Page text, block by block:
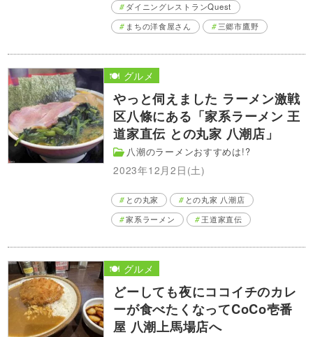
ダイニングレストランQuest
まちの洋食屋さん
三郷市鷹野
やっと伺えました ラーメン激戦
区八條にある「家系ラーメン 王
道家直伝 との丸家 八潮店」
八潮のラーメンおすすめは!?
2023年12月2日(土)
🍽️ グルメ
との丸家
との丸家 八潮店
家系ラーメン
王道家直伝
どーしても夜にココイチのカレ
ーが食べたくなってCoCo壱番
屋 八潮上馬場店へ
🍽️ グルメ